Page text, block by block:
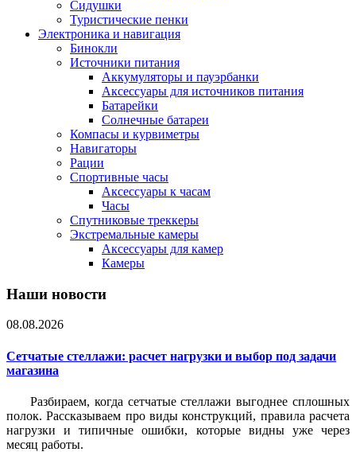
Сидушки
Туристические пенки
Электроника и навигация
Бинокли
Источники питания
Аккумуляторы и пауэрбанки
Аксессуары для источников питания
Батарейки
Солнечные батареи
Компасы и курвиметры
Навигаторы
Рации
Спортивные часы
Аксессуары к часам
Часы
Спутниковые треккеры
Экстремальные камеры
Аксессуары для камер
Камеры
Наши новости
08.08.2026
Сетчатые стеллажи: расчет нагрузки и выбор под задачи
магазина
Разбираем, когда сетчатые стеллажи выгоднее сплошных
полок. Рассказываем про виды конструкций, правила расчета
нагрузки и типичные ошибки, которые видны уже через
месяц работы.